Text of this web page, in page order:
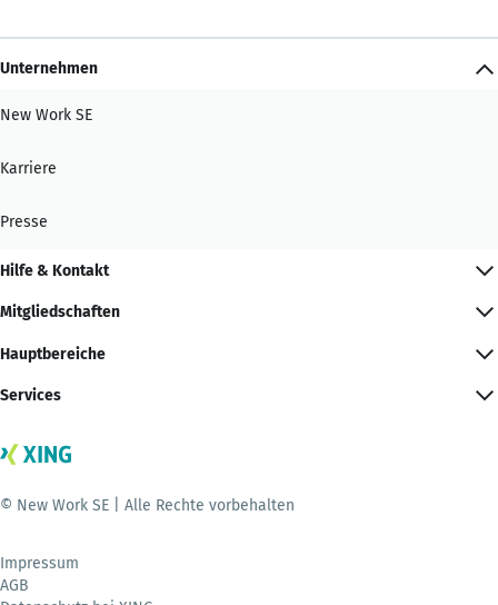
Unternehmen
New Work SE
Karriere
Presse
Hilfe & Kontakt
Mitgliedschaften
Hauptbereiche
Services
© New Work SE | Alle Rechte vorbehalten
Impressum
AGB